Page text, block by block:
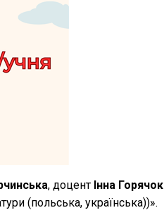
, доцент Інна Горячок
(польська, українська))».